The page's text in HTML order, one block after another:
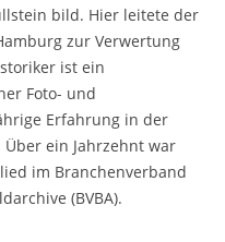
bild. Hier leitete der
zur Verwertung
ist ein
Foto- und
Erfahrung in der
ein Jahrzehnt war
im Branchenverband
(BVBA).